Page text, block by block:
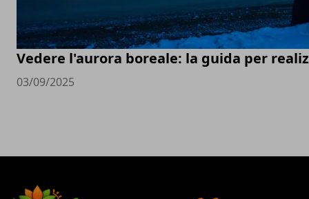
Vedere l'aurora boreale: la guida per
03/09/2025